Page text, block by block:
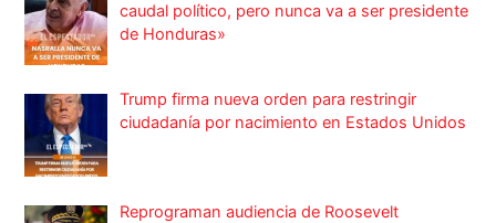
caudal político, pero nunca va a ser presidente
de Honduras»
Trump firma nueva orden para restringir
ciudadanía por nacimiento en Estados Unidos
Reprograman audiencia de Roosevelt